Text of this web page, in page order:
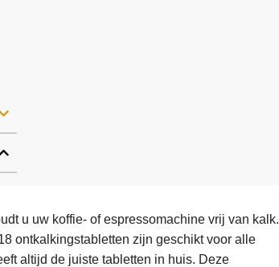
u uw koffie- of espressomachine vrij van kalk.
ontkalkingstabletten zijn geschikt voor alle
altijd de juiste tabletten in huis. Deze